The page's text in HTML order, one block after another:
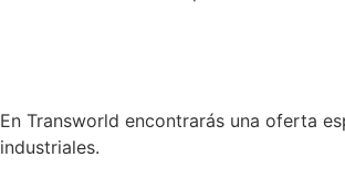
En Transworld encontrarás una oferta
industriales.